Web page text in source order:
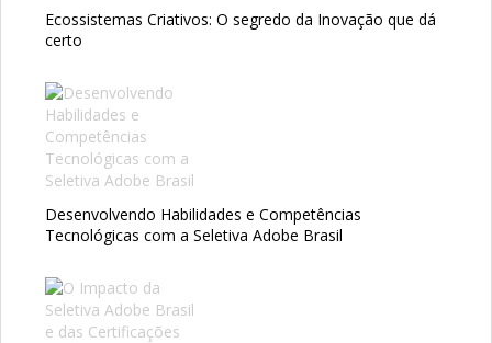
Ecossistemas Criativos: O segredo da Inovação que dá
certo
Desenvolvendo Habilidades e Competências
Tecnológicas com a Seletiva Adobe Brasil